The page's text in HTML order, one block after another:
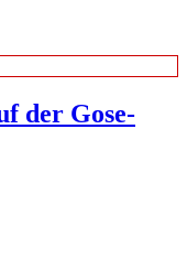
der Gose-